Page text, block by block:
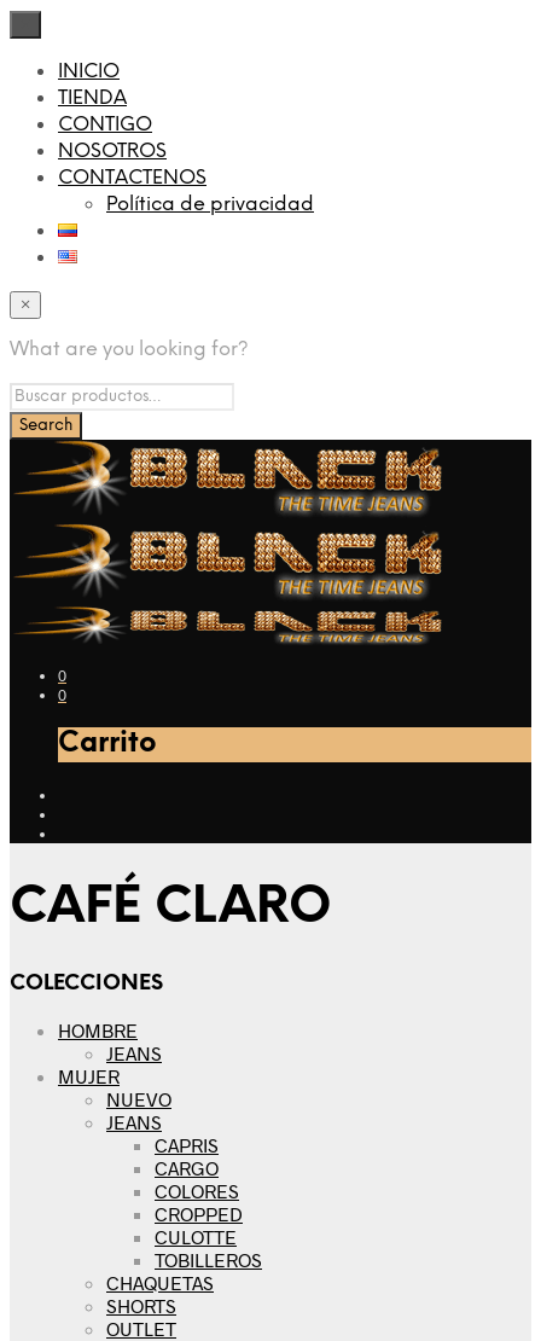
INICIO
TIENDA
CONTIGO
NOSOTROS
CONTACTENOS
Política de privacidad
×
What are you looking for?
0
0
Carrito
CAFÉ CLARO
COLECCIONES
HOMBRE
JEANS
MUJER
NUEVO
JEANS
CAPRIS
CARGO
COLORES
CROPPED
CULOTTE
TOBILLEROS
CHAQUETAS
SHORTS
OUTLET